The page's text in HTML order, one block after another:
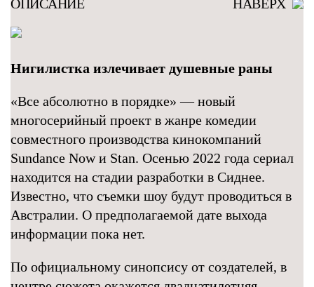
ОПИСАНИЕ НАВЕРХ
Нигилистка излечивает душевные раны
«Все абсолютно в порядке» — новый
многосерийный проект в жанре комедии
совместного производства кинокомпаний
Sundance Now и Stan. Осенью 2022 года сериал
находится на стадии разработки в Сиднее.
Известно, что съемки шоу будут проводиться в
Австралии. О предполагаемой дате выхода
информации пока нет.
По официальному синопсису от создателей, в